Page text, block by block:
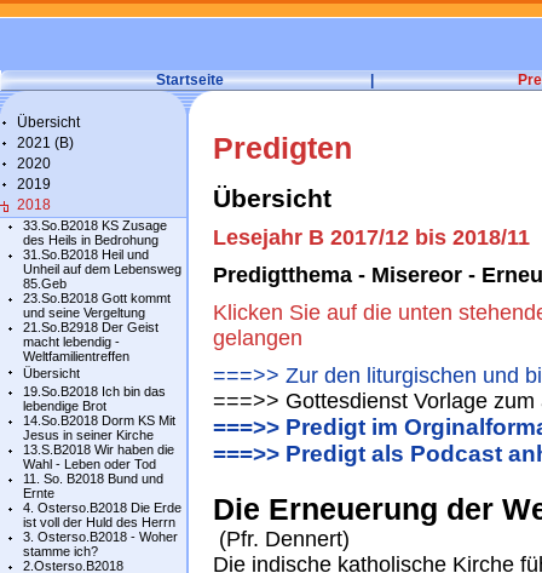
Startseite |
Übersicht
2021 (B)
2020
2019
2018
33.So.B2018 KS Zusage
des Heils in Bedrohung
31.So.B2018 Heil und
Unheil auf dem Lebensweg
85.Geb
23.So.B2018 Gott kommt
und seine Vergeltung
21.So.B2918 Der Geist
macht lebendig -
Weltfamilientreffen
Übersicht
19.So.B2018 Ich bin das
lebendige Brot
14.So.B2018 Dorm KS Mit
Jesus in seiner Kirche
13.S.B2018 Wir haben die
Wahl - Leben oder Tod
11. So. B2018 Bund und
Ernte
4. Osterso.B2018 Die Erde
ist voll der Huld des Herrn
3. Osterso.B2018 - Woher
stamme ich?
2.Osterso.B2018
Predigten
Übersicht
Lesejahr B 2017/12 bis 2018/11
Predigtthema - Misereor -
Klicken Sie auf die unten
gelangen
===>> Zur den liturgischen und
===>> Gottesdienst Vorlage
===>> Predigt im
===>> Predigt als Podcast
Die Erneuerung der
(Pfr. Den­nert)
Die in­di­sche ka­tho­li­sche Kir­che